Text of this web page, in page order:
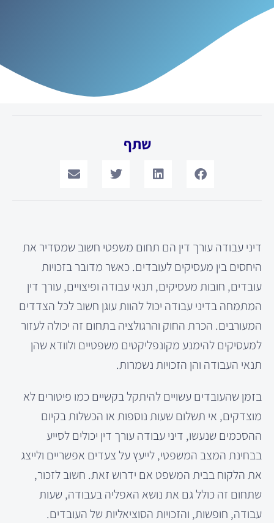
שתף
דיני עבודה עורך דין הם תחום משפטי חשוב שמסדיר את
היחסים בין מעסיקים לעובדים. כאשר מדובר בזכויות
עובדים, חובות מעסיקים, תנאי עבודה ופיצויים, עורך דין
המתמחה בדיני עבודה יכול להוות עוגן חשוב לכל הצדדים
המעורבים. הכרת החוק והרגולציה בתחום זה יכולה לעזור
למעסיקים להימנע מקונפליקטים משפטיים ולוודא שהן
תנאי העבודה והן הזכויות נשמרות.
בזמן שהעובדים עשויים להיתקל בקשיים כמו פיטורים לא
מוצדקים, אי תשלום שעות נוספות או הכשלות בקיום
ההסכמים שנעשו, דיני עבודה עורך דין יכולים לסייע
בבחינת המצב המשפטי, לייעץ על צעדים אפשריים ולייצג
את הלקוח בבית המשפט אם ידרוש זאת. חשוב לזכור,
שתחום זה כולל גם את נושא האפליה בעבודה, שעות
עבודה, חופשות, והזכויות הסוציאליות של העובדים.